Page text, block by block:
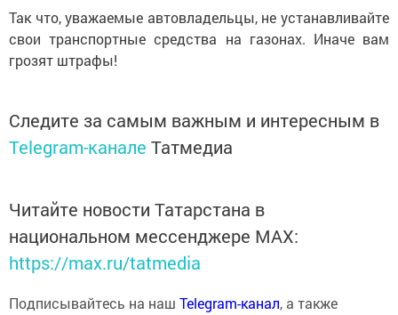
Так что, уважаемые автовладельцы, не устанавливайте
свои транспортные средства на газонах. Иначе вам
грозят штрафы!
Следите за самым важным и интересным в
Telegram-канале Татмедиа
Читайте новости Татарстана в
национальном мессенджере MАХ:
https://max.ru/tatmedia
Подписывайтесь на наш Telegram-канал, а также